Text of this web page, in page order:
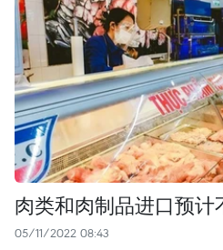
肉类和肉制品进口预计
05/11/2022 08:43